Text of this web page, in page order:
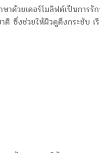
ด้วยเดอร์โมลิฟต์เป็นการรั
ติ ซึ่งช่วยให้ผิวดูตึงกระชับ เ